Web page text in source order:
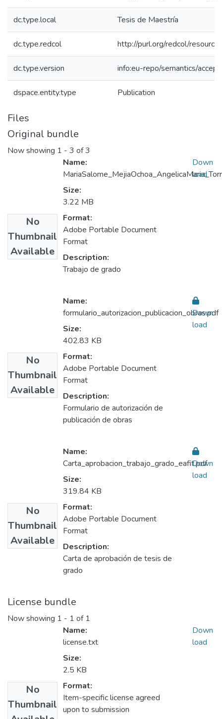
dc.type.local Tesis de Maestría
dc.type.redcol http://purl.org/redcol/
dc.type.version info:eu-repo/semantics/
dspace.entity.type Publication
Files
Original bundle
Now showing 1 - 3 of 3
No
Thumbnail
Available
Name:
Size:
3.22 MB
Format:
Adobe Portable Document
Format
Description:
Trabajo de grado
Down
load
No
Thumbnail
Available
Name:
formulario_autorizacion_publicacion_obras.pdf
Size:
402.83 KB
Format:
Adobe Portable Document
Format
Description:
Formulario de autorización de
publicación de obras
Down
load
No
Thumbnail
Available
Name:
Carta_aprobacion_trabajo_grado_eafit.pdf
Size:
319.84 KB
Format:
Adobe Portable Document
Format
Description:
Carta de aprobación de tesis de
grado
Down
load
License bundle
Now showing 1 - 1 of 1
No
Thumbnail
Name:
license.txt
Size:
2.5 KB
Format:
Item-specific license agreed
upon to submission
Down
load